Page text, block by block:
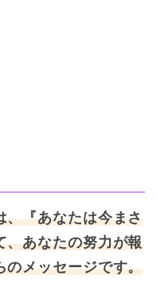
、『あなたは今まさ
、あなたの努力が報
のメッセージです。